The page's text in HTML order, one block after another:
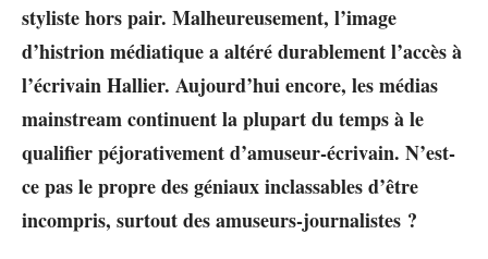
styliste hors pair. Malheureusement, l’image
d’histrion médiatique a altéré durablement l’accès à
l’écrivain Hallier. Aujourd’hui encore, les médias
mainstream continuent la plupart du temps à le
qualifier péjorativement d’amuseur-écrivain. N’est-
ce pas le propre des géniaux inclassables d’être
incompris, surtout des amuseurs-journalistes ?